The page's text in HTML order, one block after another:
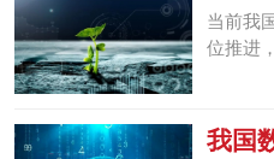
建设
当前我
位推进
我国